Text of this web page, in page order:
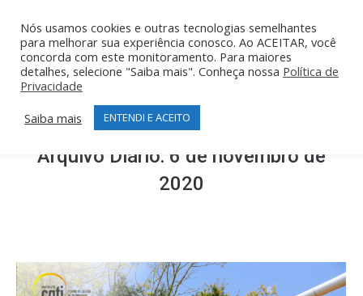
Arquivo Diário: 6 de novembro de
2020
Nós usamos cookies e outras tecnologias semelhantes
para melhorar sua experiência conosco. Ao ACEITAR, você
concorda com este monitoramento. Para maiores
detalhes, selecione "Saiba mais". Conheça nossa Política de
Privacidade
Saiba mais
ENTENDI E ACEITO